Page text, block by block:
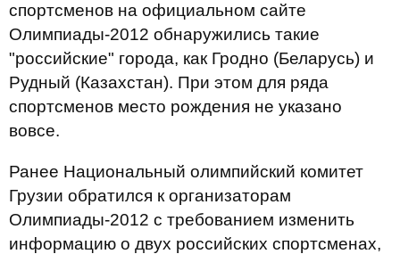
спортсменов на официальном сайте
Олимпиады-2012 обнаружились такие
"российские" города, как Гродно (Беларусь) и
Рудный (Казахстан). При этом для ряда
спортсменов место рождения не указано
вовсе.
Ранее Национальный олимпийский комитет
Грузии обратился к организаторам
Олимпиады-2012 с требованием изменить
информацию о двух российских спортсменах,